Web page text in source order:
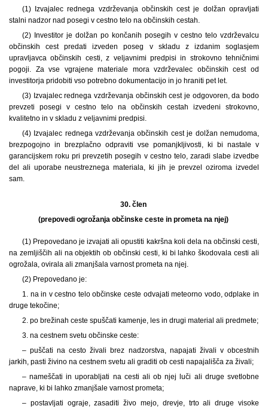
(1) Izvajalec rednega vzdrževanja občinskih cest je dolžan opravljati
stalni nadzor nad posegi v cestno telo na občinskih cestah.
(2) Investitor je dolžan po končanih posegih v cestno telo vzdrževalcu
občinskih cest predati izveden poseg v skladu z izdanim soglasjem
upravljavca občinskih cesti, z veljavnimi predpisi in strokovno tehničnimi
pogoji. Za vse vgrajene materiale mora vzdrževalec občinskih cest od
investitorja pridobiti vso potrebno dokumentacijo in jo hraniti pet let.
(3) Izvajalec rednega vzdrževanja občinskih cest je odgovoren, da bodo
prevzeti posegi v cestno telo na občinskih cestah izvedeni strokovno,
kvalitetno in v skladu z veljavnimi predpisi.
(4) Izvajalec rednega vzdrževanja občinskih cest je dolžan nemudoma,
brezpogojno in brezplačno odpraviti vse pomanjkljivosti, ki bi nastale v
garancijskem roku pri prevzetih posegih v cestno telo, zaradi slabe izvedbe
del ali uporabe neustreznega materiala, ki jih je prevzel oziroma izvedel
sam.
30. člen
(prepovedi ogrožanja občinske ceste in prometa na njej)
(1) Prepovedano je izvajati ali opustiti kakršna koli dela na občinski cesti,
na zemljiščih ali na objektih ob občinski cesti, ki bi lahko škodovala cesti ali
ogrožala, ovirala ali zmanjšala varnost prometa na njej.
(2) Prepovedano je:
1. na in v cestno telo občinske ceste odvajati meteorno vodo, odplake in
druge tekočine;
2. po brežinah ceste spuščati kamenje, les in drugi material ali predmete;
3. na cestnem svetu občinske ceste:
– puščati na cesto živali brez nadzorstva, napajati živali v obcestnih
jarkih, pasti živino na cestnem svetu ali graditi ob cesti napajališča za živali;
– nameščati in uporabljati na cesti ali ob njej luči ali druge svetlobne
naprave, ki bi lahko zmanjšale varnost prometa;
– postavljati ograje, zasaditi živo mejo, drevje, trto ali druge visoke